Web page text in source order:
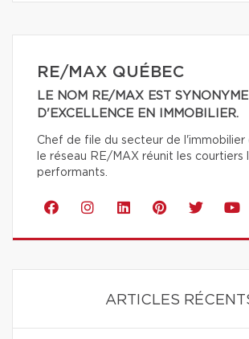
RE/MAX QUÉBEC
LE NOM RE/MAX EST SYNONYME
D'EXCELLENCE EN IMMOBILIER.
Chef de file du secteur de l'immobilier
le réseau RE/MAX réunit les courtiers
performants.
ARTICLES